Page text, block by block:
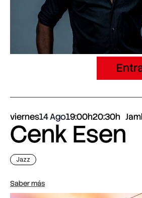
viernes14 Ago19:00h20:30h
Cenk Esen
Jazz
Saber más